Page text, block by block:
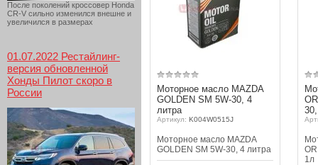
После поколений кроссовер Honda
CR-V сильно изменился внешне и
увеличился в размерах
01.07.2022 Рестайлинг-
версия обновленной
Хонды Пилот скоро в
России
Моторное масло MAZDA
GOLDEN SM 5W-30, 4
литра
Артикул: K004W0515J
Моторное масло MAZDA
GOLDEN SM 5W-30, 4 литра
1л